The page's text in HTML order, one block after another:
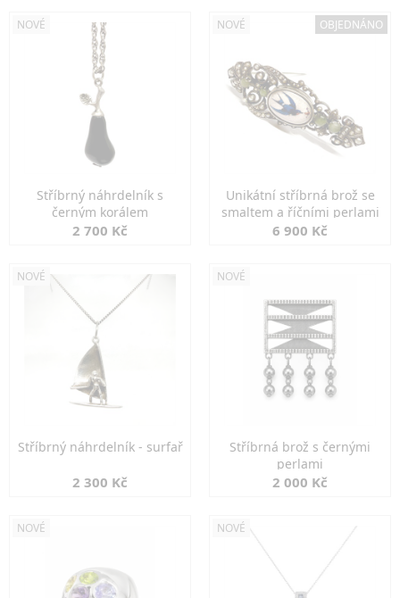
NOVÉ
Stříbrný náhrdelník s
černým korálem
2 700 Kč
NOVÉ OBJEDNÁNO
Unikátní stříbrná brož se
smaltem a říčními perlami
6 900 Kč
NOVÉ
Stříbrný náhrdelník - surfař
2 300 Kč
NOVÉ
Stříbrná brož s černými
perlami
2 000 Kč
NOVÉ NOVÉ